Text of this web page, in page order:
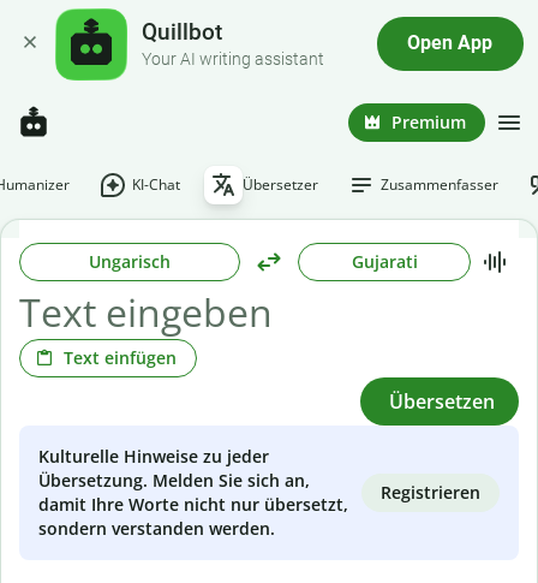
Quillbot
Your AI writing assistant
Open App
Premium
KI-Chat Übersetzer Zusammenfasser
Ungarisch Gujarati
Text einfügen
Übersetzen
Kulturelle Hinweise zu jeder
Übersetzung. Melden Sie sich an,
damit Ihre Worte nicht nur übersetzt,
sondern verstanden werden.
Registrieren